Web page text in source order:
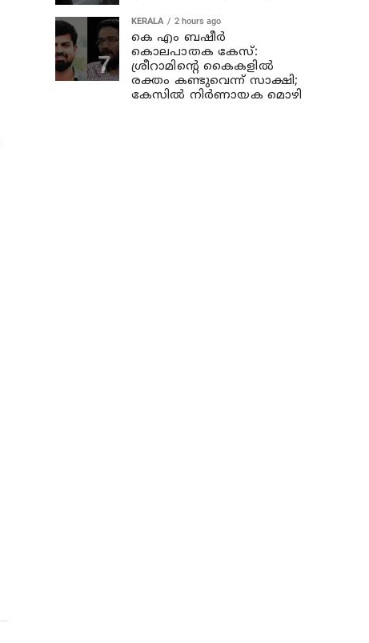
KERALA 2 hours ago
കെ എം ബഷീര്‍
കൊലപാതക കേസ്:
ശ്രീറാമിന്റെ കൈകളില്‍
രക്തം കണ്ടുവെന്ന് സാക്ഷി;
കേസില്‍ നിര്‍ണായക മൊഴി